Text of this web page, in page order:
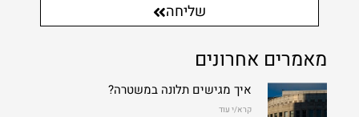
שליחה
מאמרים אחרונים
איך מגישים תלונה במשטרה?
קרא/י עוד